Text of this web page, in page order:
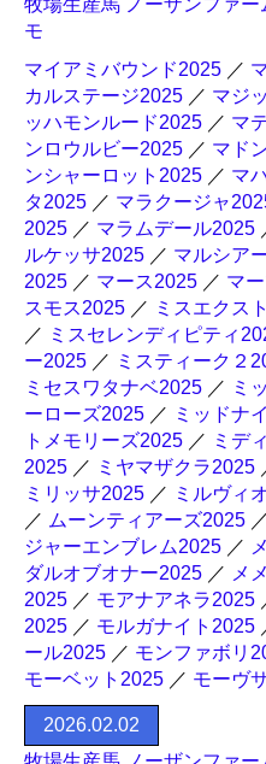
牧場生産馬 ノーザンファ
モ
マイアミバウンド2025 ／
カルステージ2025 ／ マジ
ッハモンルード2025 ／ マ
ンロウルビー2025 ／ マド
ンシャーロット2025 ／ マ
タ2025 ／ マラクージャ
2025 ／ マラムデール2025
ルケッサ2025 ／ マルシア
2025 ／ マース2025 ／ マ
スモス2025 ／ ミスエクス
／ ミスセレンディピティ
ー2025 ／ ミスティーク２
ミセスワタナベ2025 ／ ミ
ーローズ2025 ／ ミッドナ
トメモリーズ2025 ／ ミデ
2025 ／ ミヤマザクラ2025
ミリッサ2025 ／ ミルヴィ
／ ムーンティアーズ2025 ／
ジャーエンブレム2025 ／
ダルオブオナー2025 ／ メ
2025 ／ モアナアネラ2025
2025 ／ モルガナイト2025
ール2025 ／ モンファボリ
モーベット2025 ／ モーヴ
2026.02.02